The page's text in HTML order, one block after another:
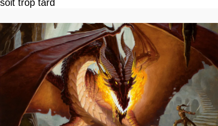
soit trop tard